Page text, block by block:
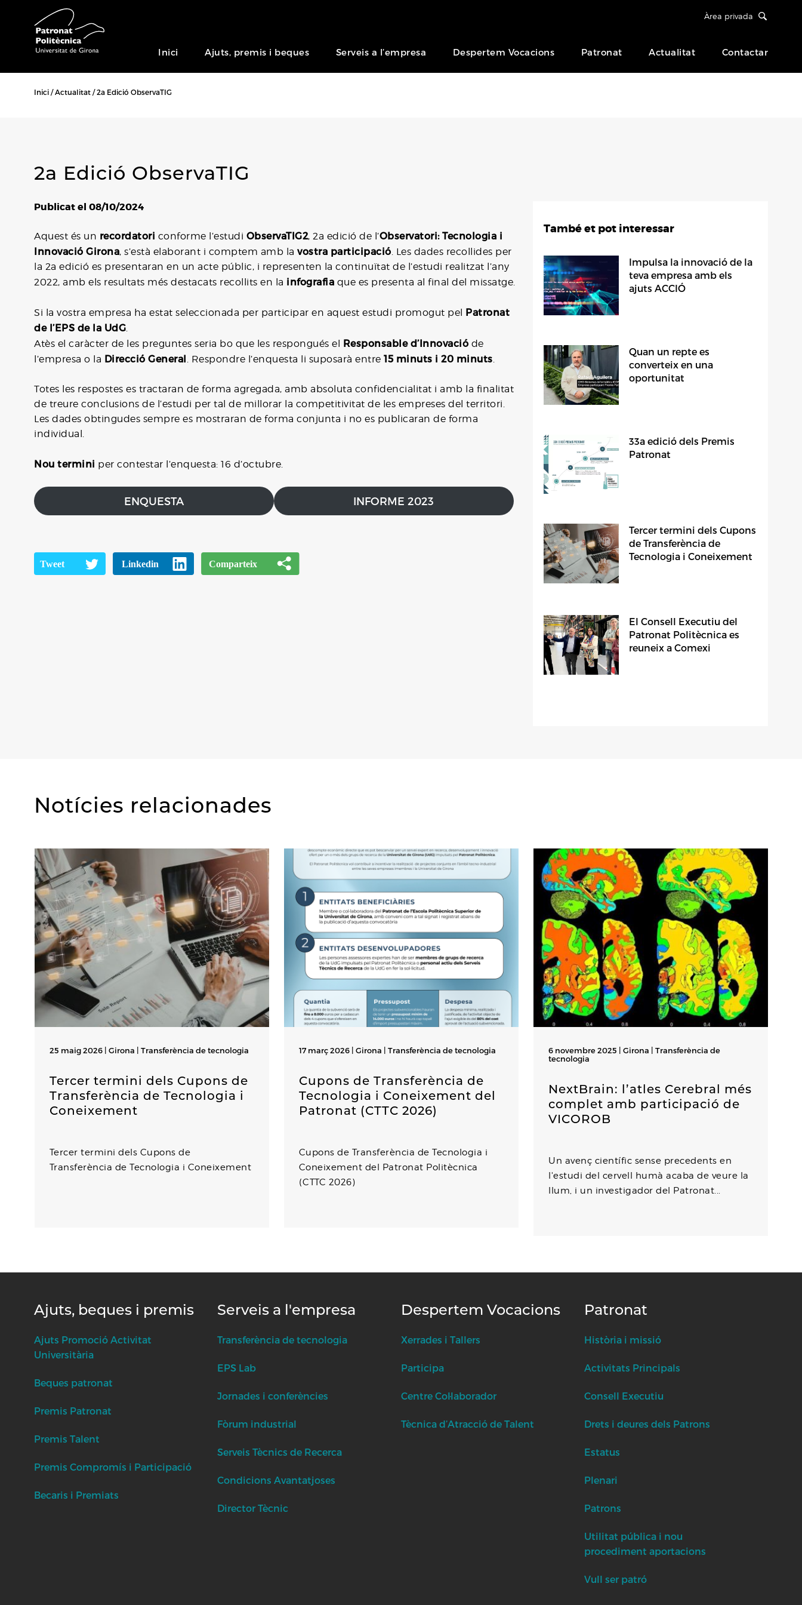
Àrea privada
Inici Ajuts, premis i beques Serveis a l’empresa Despertem Vocacions Patronat Actualitat Contactar
Inici Actualitat 2a Edició ObservaTIG
2a Edició ObservaTIG
Publicat el 08/10/2024
Aquest és un recordatori conforme l’estudi ObservaTIG2, 2a edició de l’Observatori: Tecnologia i
Innovació Girona, s’està elaborant i comptem amb la vostra participació. Les dades recollides per
la 2a edició es presentaran en un acte públic, i representen la continuïtat de l’estudi realitzat l’any
2022, amb els resultats més destacats recollits en la infografia que es presenta al final del missatge.
Si la vostra empresa ha estat seleccionada per participar en aquest estudi promogut pel Patronat
de l’EPS de la UdG.
Atès el caràcter de les preguntes seria bo que les respongués el Responsable d’Innovació de
l’empresa o la Direcció General. Respondre l’enquesta li suposarà entre 15 minuts i 20 minuts.
Totes les respostes es tractaran de forma agregada, amb absoluta confidencialitat i amb la finalitat
de treure conclusions de l’estudi per tal de millorar la competitivitat de les empreses del territori.
Les dades obtingudes sempre es mostraran de forma conjunta i no es publicaran de forma
individual.
Nou termini per contestar l’enquesta: 16 d’octubre.
ENQUESTA INFORME 2023
També et pot interessar
Impulsa la innovació de la
teva empresa amb els
ajuts ACCIÓ
Quan un repte es
converteix en una
oportunitat
33a edició dels Premis
Patronat
Tercer termini dels Cupons
de Transferència de
Tecnologia i Coneixement
El Consell Executiu del
Patronat Politècnica es
reuneix a Comexi
Notícies relacionades
25 maig 2026 | Girona | Transferència de tecnologia
Tercer termini dels Cupons de
Transferència de Tecnologia i
Coneixement
Tercer termini dels Cupons de
Transferència de Tecnologia i Coneixement
17 març 2026 | Girona | Transferència de tecnologia
Cupons de Transferència de
Tecnologia i Coneixement del
Patronat (CTTC 2026)
Cupons de Transferència de Tecnologia i
Coneixement del Patronat Politècnica
(CTTC 2026)
6 novembre 2025 | Girona |Transferència de
tecnologia
NextBrain: l’atles Cerebral més
complet amb participació de
VICOROB
Un avenç científic sense precedents en
l'estudi del cervell humà acaba de veure la
llum, i un investigador del Patronat...
Ajuts, beques i premis
Ajuts Promoció Activitat
Universitària
Beques patronat
Premis Patronat
Premis Talent
Premis Compromís i Participació
Becaris i Premiats
Serveis a l'empresa
Transferència de tecnologia
EPS Lab
Jornades i conferències
Fòrum industrial
Serveis Tècnics de Recerca
Condicions Avantatjoses
Director Tècnic
Despertem Vocacions
Xerrades i Tallers
Participa
Centre Col·laborador
Tècnica d’Atracció de Talent
Patronat
Història i missió
Activitats Principals
Consell Executiu
Drets i deures dels Patrons
Estatus
Plenari
Patrons
Utilitat pública i nou
procediment aportacions
Vull ser patró